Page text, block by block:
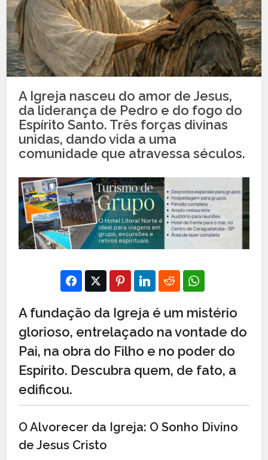
A Igreja nasceu do amor de Jesus,
da liderança de Pedro e do fogo do
Espírito Santo. Três forças divinas
unidas, dando vida a uma
comunidade que atravessa séculos.
A fundação da Igreja é um mistério
glorioso, entrelaçado na vontade do
Pai, na obra do Filho e no poder do
Espírito. Descubra quem, de fato, a
edificou.
O Alvorecer da Igreja: O Sonho Divino
de Jesus Cristo